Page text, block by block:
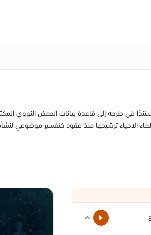
في طرحه إلى قاعدة بيانات الحمض النووي
الأحياء ترشيحها منذ عقود كتفسير موضوعي